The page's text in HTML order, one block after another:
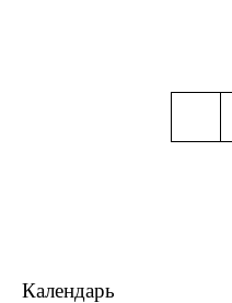
Календарь